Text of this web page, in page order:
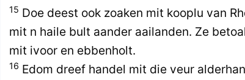
15 Doe deest ook zoaken mit kooplu van
mit n haile bult aander aailanden. Ze
mit ivoor en ebbenholt.
16 Edom dreef handel mit die veur